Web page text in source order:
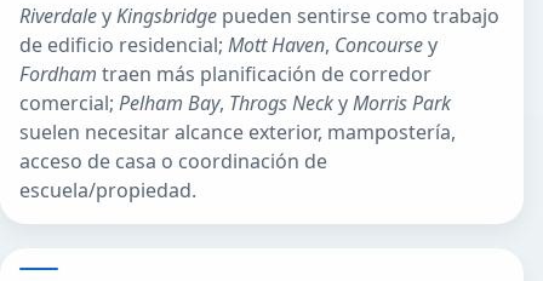
RiverdaleyKingsbridge pueden sentirse como trabajo
de edificio residencial; Mott Haven, Concoursey
Fordham traen más planificación de corredor
comercial; Pelham Bay, Throgs NeckyMorris Park
suelen necesitar alcance exterior, mampostería,
acceso de casa o coordinación de
escuela/propiedad.